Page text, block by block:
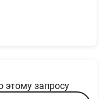
этому запросу